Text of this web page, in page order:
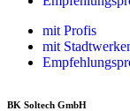
mit Profis
mit
BK Soltech GmbH